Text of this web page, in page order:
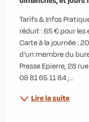
Tarifs & Infos
réduit : 65 € pour les
Carte à la journée :
d’un membre du
Presse Epierre, 28
09 81 65 11 84 ;...
Lire la suite